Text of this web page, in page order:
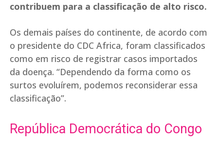
contribuem para a classificação de alto risco.
Os demais países do continente, de acordo com
o presidente do CDC Africa, foram classificados
como em risco de registrar casos importados
da doença. “Dependendo da forma como os
surtos evoluírem, podemos reconsiderar essa
classificação”.
República Democrática do Congo